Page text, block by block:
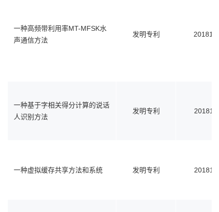
一种高频带利用率MT-MFSK水
声通信方法
发明专利
一种基于字相关得分计算的说话
人识别方法
发明专利
一种虚拟缓存共享方法和系统 发明专利